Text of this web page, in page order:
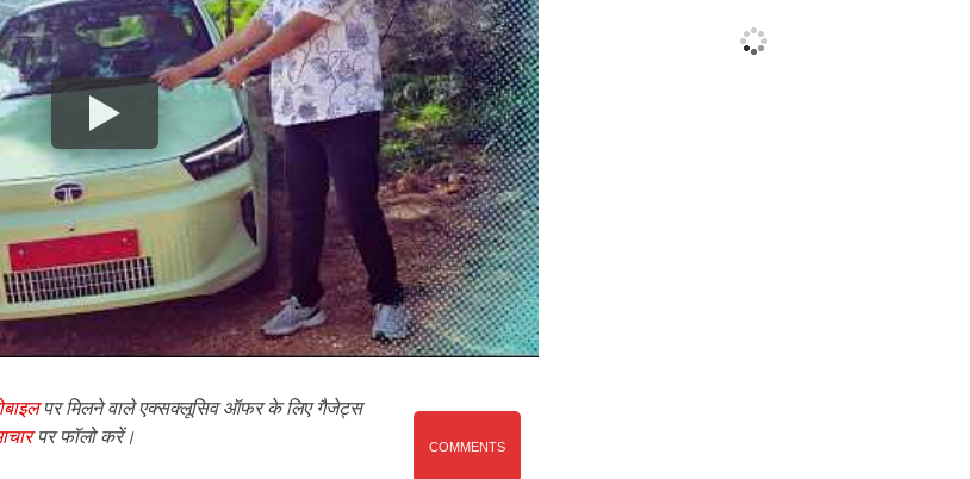
COMMENTS
पर मिलने वाले एक्सक्लूसिव ऑफर के लिए गैजेट्स
पर फॉलो करें।